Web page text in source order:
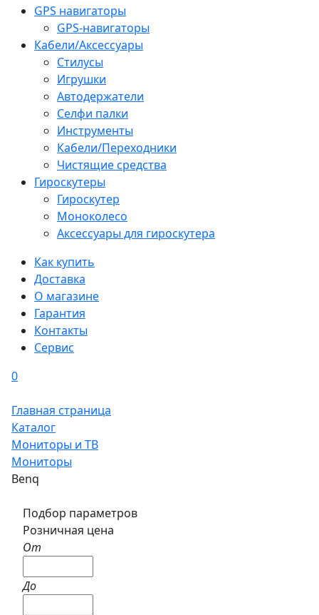
GPS навигаторы
GPS-навигаторы
Кабели/Аксессуары
Стилусы
Игрушки
Автодержатели
Селфи палки
Инструменты
Кабели/Переходники
Чистящие средства
Гироскутеры
Гироскутер
Моноколесо
Аксессуары для гироскутера
Как купить
Доставка
О магазине
Гарантия
Контакты
Сервис
0
Главная страница
Каталог
Мониторы и ТВ
Мониторы
Benq
Подбор параметров
Розничная цена
От
До